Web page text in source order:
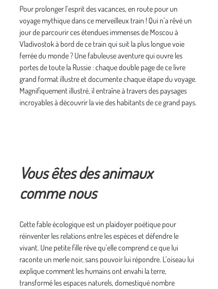
Pour prolonger l’esprit des vacances, en route pour un
voyage mythique dans ce merveilleux train ! Qui n’a rêvé un
jour de parcourir ces étendues immenses de Moscou à
Vladivostok à bord de ce train qui suit la plus longue voie
ferrée du monde ? Une fabuleuse aventure qui ouvre les
portes de toute la Russie : chaque double page de ce livre
grand format illustre et documente chaque étape du voyage.
Magnifiquement illustré, il entraîne à travers des paysages
incroyables à découvrir la vie des habitants de ce grand pays.
Vous êtes des animaux
comme nous
Cette fable écologique est un plaidoyer poétique pour
réinventer les relations entre les espèces et défendre le
vivant. Une petite fille rêve qu’elle comprend ce que lui
raconte un merle noir, sans pouvoir lui répondre. L’oiseau lui
explique comment les humains ont envahi la terre,
transformé les espaces naturels, domestiqué nombre